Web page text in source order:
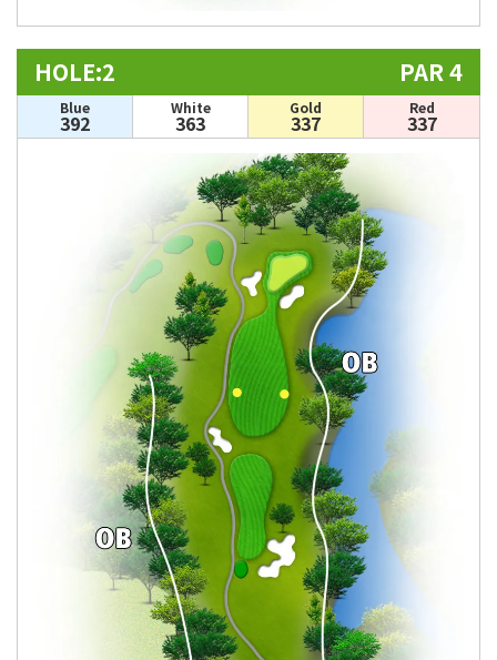
HOLE:2 PAR 4
Blue
392
White
363
Gold
337
Red
337